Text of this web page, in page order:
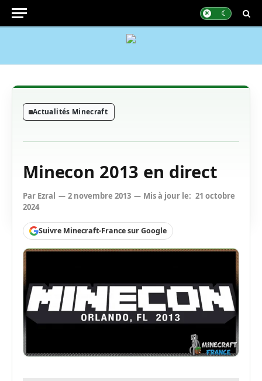
Actualités Minecraft
Minecon 2013 en direct
Par Ezral 2 novembre 2013 Mis à jour le: 21 octobre
2024
Suivre Minecraft-France sur Google